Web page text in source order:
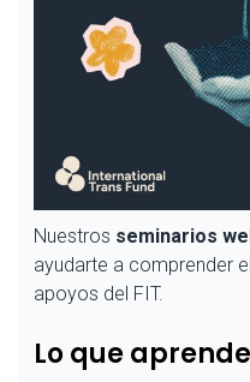
Nuestros seminarios
ayudarte a comprender
apoyos del FIT.
Lo que